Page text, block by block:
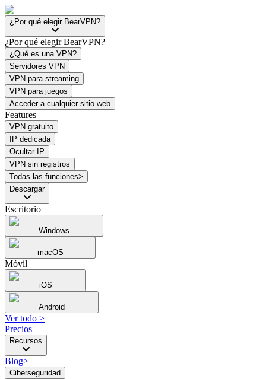
¿Por qué elegir BearVPN?
¿Por qué elegir BearVPN?
¿Qué es una VPN?
Servidores VPN
VPN para streaming
VPN para juegos
Acceder a cualquier sitio web
Features
VPN gratuito
IP dedicada
Ocultar IP
VPN sin registros
Todas las funciones>
Descargar
Escritorio
Windows
macOS
Móvil
iOS
Android
Ver todo >
Precios
Recursos
Blog>
Ciberseguridad